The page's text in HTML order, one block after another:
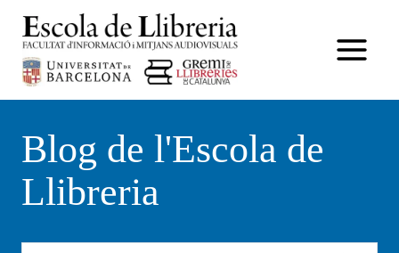
contingut
Blog de l'Escola de
Llibreria